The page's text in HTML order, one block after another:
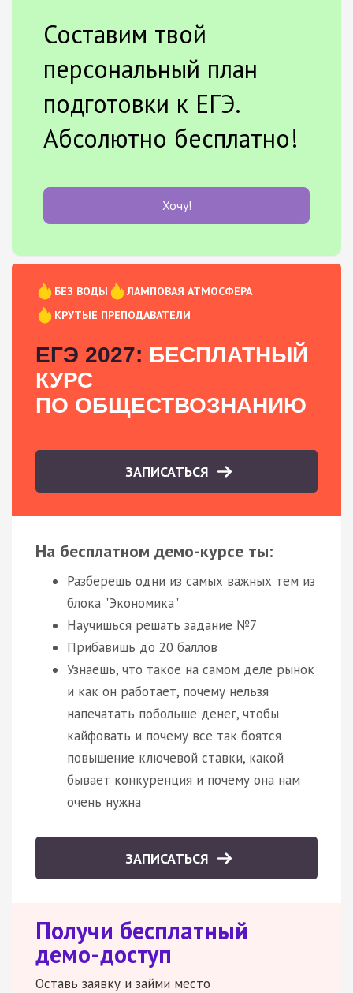
Составим твой
персональный план
подготовки к ЕГЭ.
Абсолютно бесплатно!
Хочу!
БЕЗ ВОДЫ
ЛАМПОВАЯ АТМОСФЕРА
КРУТЫЕ ПРЕПОДАВАТЕЛИ
ЕГЭ 2027: БЕСПЛАТНЫЙ
КУРС
ПО ОБЩЕСТВОЗНАНИЮ
ЗАПИСАТЬСЯ
На бесплатном демо-курсе ты:
Разберешь одни из самых важных тем из
блока "Экономика"
Научишься решать задание №7
Прибавишь до 20 баллов
Узнаешь, что такое на самом деле рынок
и как он работает, почему нельзя
напечатать побольше денег, чтобы
кайфовать и почему все так боятся
повышение ключевой ставки, какой
бывает конкуренция и почему она нам
очень нужна
ЗАПИСАТЬСЯ
Получи бесплатный
демо-доступ
Оставь заявку и займи место